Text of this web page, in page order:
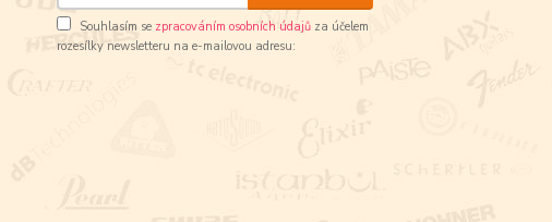
Souhlasím se zpracováním osobních údajů za účelem
rozesílky newsletteru na e-mailovou adresu: